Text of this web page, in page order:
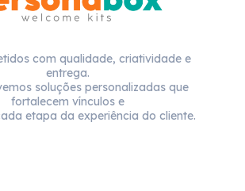
com qualidade, criatividade e
entrega.
soluções personalizadas que
fortalecem vínculos e
etapa da experiência do cliente.